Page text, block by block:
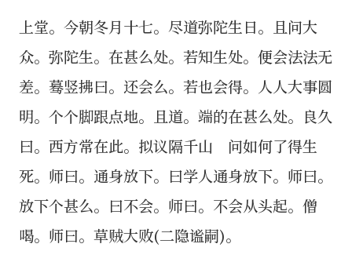
上堂。今朝冬月十七。尽道弥陀生日。且问大
众。弥陀生。在甚么处。若知生处。便会法法无
差。蓦竖拂曰。还会么。若也会得。人人大事圆
明。个个脚跟点地。且道。端的在甚么处。良久
曰。西方常在此。拟议隔千山 问如何了得生
死。师曰。通身放下。曰学人通身放下。师曰。
放下个甚么。曰不会。师曰。不会从头起。僧
喝。师曰。草贼大败(二隐谧嗣)。